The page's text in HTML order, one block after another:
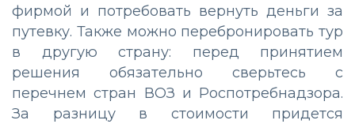
фирмой и потребовать вернуть деньги за
путевку. Также можно перебронировать тур
в другую страну: перед принятием
решения обязательно сверьтесь с
перечнем стран ВОЗ и Роспотребнадзора.
За разницу в стоимости придется